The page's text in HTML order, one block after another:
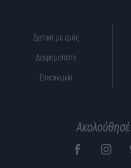
Σχετικά με εμάς
Διαφημιστείτε
Επικοινωνία